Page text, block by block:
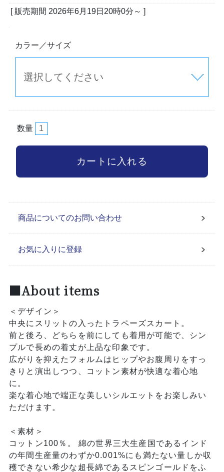
[ 販売期間 2026年6月19日20時0分 ～ ]
カラー／サイズ
数量
商品についてのお問い合わせ
お気に入りに登録
■About items
＜デザイン＞
中央にスリットの入ったトラペーズスカート。
前と後ろ、どちらを前にしても着用が可能で、シン
プルで長めの着丈が上品な印象です。
広がりを抑えたフォルムはヒップやお腹周りをすっ
きりと演出しつつ、コットン素材が快適な着心地
に。
楽な着心地で端正な美しいシルエットをお楽しみい
ただけます。
＜素材＞
コットン100％。 綿の世界三大生産国であるインド
の年間生産量のわずか0.001%にも満たない量しか収
穫できない希少な超長綿であるスピンゴールドをふ